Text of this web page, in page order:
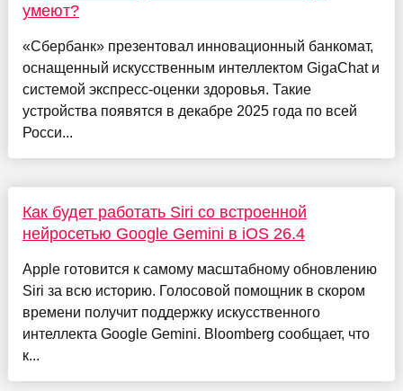
умеют?
«Сбербанк» презентовал инновационный банкомат,
оснащенный искусственным интеллектом GigaChat и
системой экспресс-оценки здоровья. Такие
устройства появятся в декабре 2025 года по всей
Росси...
Как будет работать Siri со встроенной
нейросетью Google Gemini в iOS 26.4
Apple готовится к самому масштабному обновлению
Siri за всю историю. Голосовой помощник в скором
времени получит поддержку искусственного
интеллекта Google Gemini. Bloomberg сообщает, что
к...